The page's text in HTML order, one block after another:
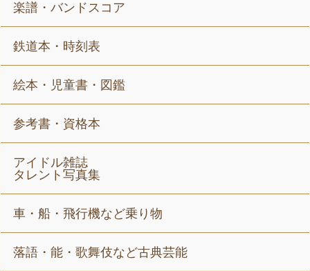
楽譜・バンドスコア
鉄道本・時刻表
絵本・児童書・図鑑
参考書・資格本
アイドル雑誌
タレント写真集
車・船・飛行機など乗り物
落語・能・歌舞伎など古典芸能